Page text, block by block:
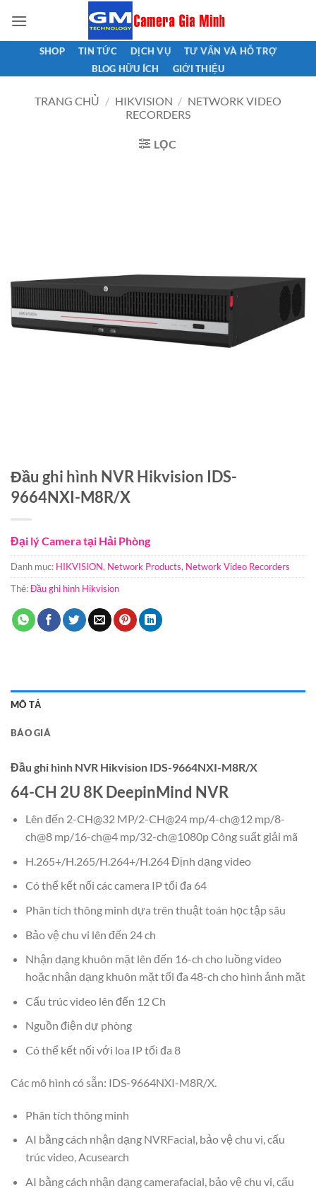
qua
nội
SHOP TIN TỨC DỊCH VỤ
TƯ VẤN VÀ HỖ TRỢ
BLOG HỮU ÍCH
GIỚI THIỆU
TRANG CHỦ / HIKVISION / NETWORK VIDEO
RECORDERS
LỌC
Đầu ghi hình NVR Hikvision IDS-
9664NXI-M8R/X
Đại lý Camera tại Hải Phòng
Danh mục: HIKVISION, Network Products, Network Video Recorders
Thẻ:Đầu ghi hình Hikvision
MÔ TẢ
BÁO GIÁ
Đầu ghi hình NVR Hikvision IDS-9664NXI-M8R/X
64-CH 2U 8K DeepinMind NVR
Lên đến 2-CH@32 MP/2-CH@24 mp/4-ch@12 mp/8-
ch@8 mp/16-ch@4 mp/32-ch@1080p Công suất giải mã
H.265+/H.265/H.264+/H.264 Định dạng video
Có thể kết nối các camera IP tối đa 64
Phân tích thông minh dựa trên thuật toán học tập sâu
Bảo vệ chu vi lên đến 24 ch
Nhận dạng khuôn mặt lên đến 16-ch cho luồng video
hoặc nhận dạng khuôn mặt tối đa 48-ch cho hình ảnh mặt
Cấu trúc video lên đến 12 Ch
Nguồn điện dự phòng
Có thể kết nối với loa IP tối đa 8
Các mô hình có sẵn: IDS-9664NXI-M8R/X.
Phân tích thông minh
AI bằng cách nhận dạng NVRFacial, bảo vệ chu vi, cấu
trúc video, Acusearch
AI bằng cách nhận dạng camerafacial, bảo vệ chu vi, cấu